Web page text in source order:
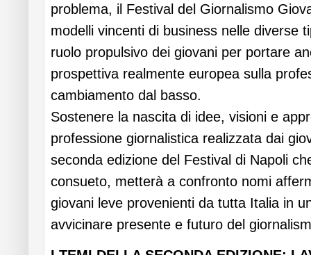
problema, il Festival del Giornalismo
modelli vincenti di business nelle diverse
ruolo propulsivo dei giovani per portare
prospettiva realmente europea sulla
cambiamento dal basso.
Sostenere la nascita di idee, visioni e
professione giornalistica realizzata dai
seconda edizione del Festival di Napoli
consueto, metterà a confronto nomi
giovani leve provenienti da tutta Italia in
avvicinare presente e futuro del